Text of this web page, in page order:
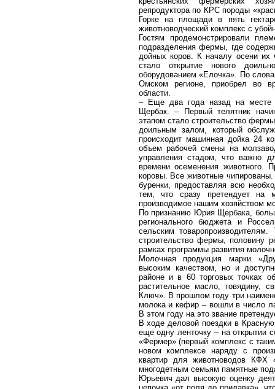
репродуктора по КРС породы
Горке на площади в пять
животноводческий комплекс с
Гостям продемонстрировали
подразделения фермы, где
дойных коров. К началу осени их
стало открытие нового
оборудованием «Елочка». По
Омском регионе, приобрел во
области.
– Еще два года назад на месте
Щербак. – Первый телятник
этапом стало строительство
доильным залом, который
происходит машинная дойка 24
объем рабочей смены на
управления стадом, что важно
времени осеменения животного.
коровы. Все животные
буренки, предоставляя всю
тем, что сразу претендует на
производимое нашим хозяйством
По признанию Юрия Щербака,
регионального бюджета и
сельским
строительство фермы, половину
рамках программы развития
Молочная продукция марки
высоким качеством, но и
районе и в 60 торговых точках
растительное масло, говядину,
Ключ». В прошлом году три
молока и кефир – вошли в число
В этом году на это звание
В ходе деловой поездки в
еще одну ленточку – на открытии
«Фермер» (первый комплекс с
новом комплексе наряду с
квартир для животноводов
многодетным семьям памятные
Юрьевич дал высокую оценку